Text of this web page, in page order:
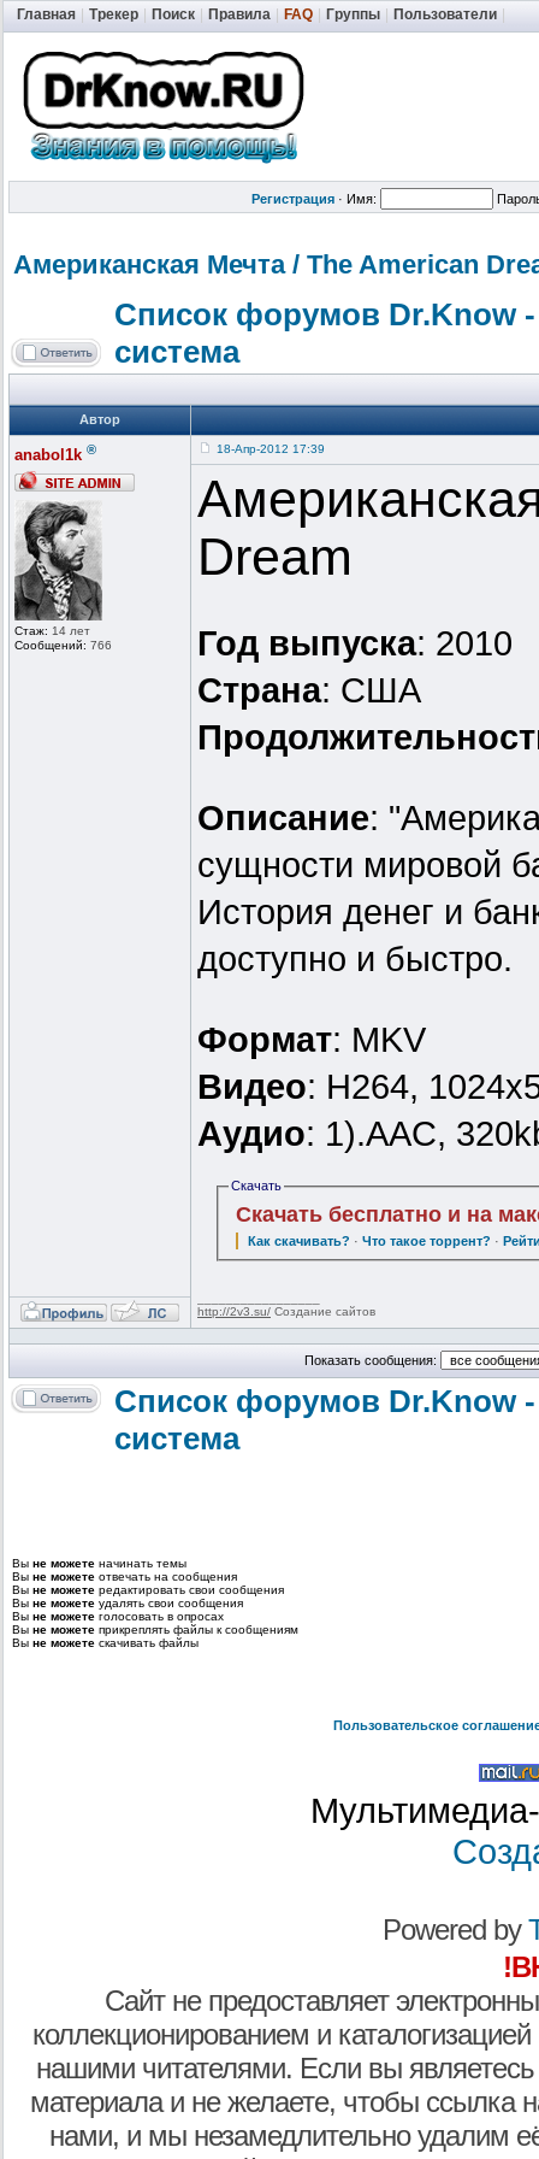
Главная Трекер Поиск Правила FAQ Группы Пользователи
Регистрация · Имя:
Американская Мечта / The American
Список форумов Dr.Know
система
Автор
anabol1k ®
Стаж: 14 лет
Сообщений: 766
18-Апр-2012 17:39
Dream
Год выпуска: 2010
Страна: США
Описание:
сущности мировой
История денег и
доступно и быстро.
Формат: MKV
Видео: H264,
Аудио: 1).AAC,
Скачать
Скачать бесплатно и на
Как скачивать? ·Что такое торрент? ·
http://2v3.su/ Создание сайтов
Показать сообщения:
Список форумов Dr.Know
система
Вы не можете начинать темы
Вы не можете отвечать на сообщения
Вы не можете редактировать свои сообщения
Вы не можете удалять свои сообщения
Вы не можете голосовать в опросах
Вы не можете прикреплять файлы к сообщениям
Вы не можете скачивать файлы
Пользовательское
Powered by
Сайт не предоставляет
коллекционированием и
нашими читателями. Если вы являетесь
материала и не желаете, чтобы ссылка
нами, и мы незамедлительно удалим